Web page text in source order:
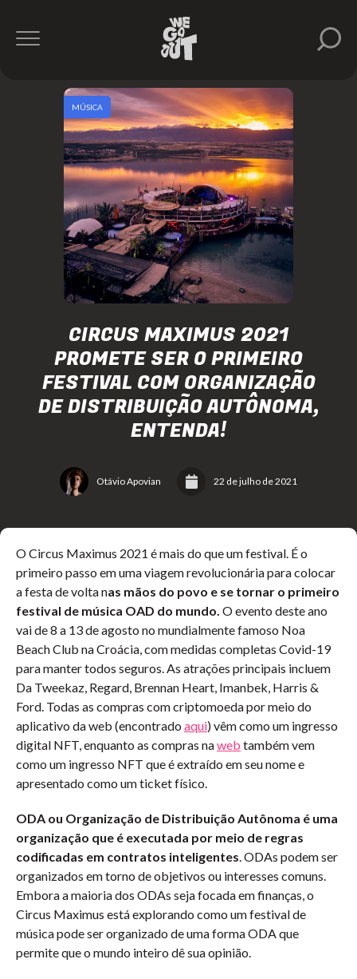
CIRCUS MAXIMUS 2021
PROMETE SER O PRIMEIRO
FESTIVAL COM ORGANIZAÇÃO
DE DISTRIBUIÇÃO AUTÔNOMA,
ENTENDA!
Otávio Apovian 22 de julho de 2021
MÚSICA
O Circus Maximus 2021 é mais do que um festival. É o
primeiro passo em uma viagem revolucionária para colocar
a festa de volta nas mãos do povo e se tornar o primeiro
festival de música OAD do mundo. O evento deste ano
vai de 8 a 13 de agosto no mundialmente famoso Noa
Beach Club na Croácia, com medidas completas Covid-19
para manter todos seguros. As atrações principais incluem
Da Tweekaz, Regard, Brennan Heart, Imanbek, Harris &
Ford. Todas as compras com criptomoeda por meio do
aplicativo da web (encontrado aqui) vêm como um ingresso
digital NFT, enquanto as compras naweb também vem
como um ingresso NFT que é extraído em seu nome e
apresentado como um ticket físico.
ODA ou Organização de Distribuição Autônoma é uma
organização que é executada por meio de regras
codificadas em contratos inteligentes. ODAs podem ser
organizados em torno de objetivos ou interesses comuns.
Embora a maioria dos ODAs seja focada em finanças, o
Circus Maximus está explorando como um festival de
música pode ser organizado de uma forma ODA que
permite que o mundo inteiro dê sua opinião.